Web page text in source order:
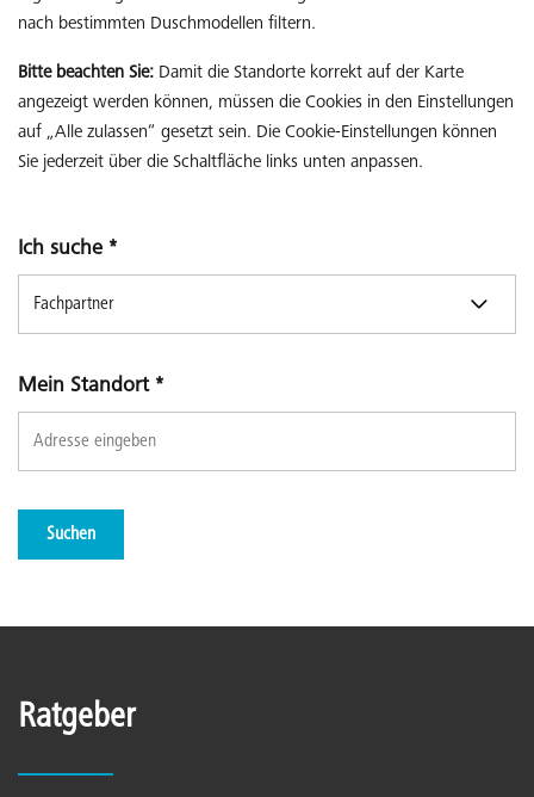
nach bestimmten Duschmodellen filtern.
Bitte beachten Sie: Damit die Standorte korrekt auf der Karte
angezeigt werden können, müssen die Cookies in den Einstellungen
auf „Alle zulassen“ gesetzt sein. Die Cookie-Einstellungen können
Sie jederzeit über die Schaltfläche links unten anpassen.
Ich suche *
Mein Standort *
Suchen
Ratgeber